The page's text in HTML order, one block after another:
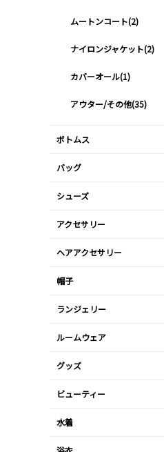
ムートンコート(2)
ナイロンジャケット(2)
カバーオール(1)
アウター/その他(35)
ボトムス
バッグ
シューズ
アクセサリー
ヘアアクセサリー
帽子
ランジェリー
ルームウェア
グッズ
ビューティー
水着